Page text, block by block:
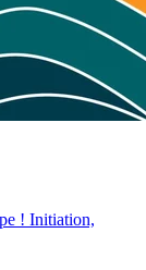
! Initiation,